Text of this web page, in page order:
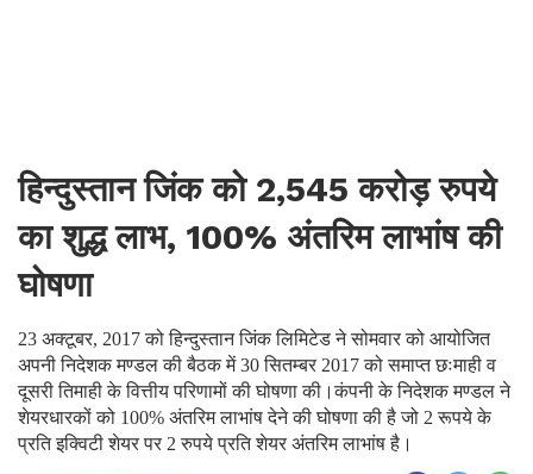
हिन्दुस्तान जिंक को 2,545 करोड़ रुपये
का शुद्ध लाभ, 100% अंतरिम लाभांष की
घोषणा
23 अक्टूबर, 2017 को हिन्दुस्तान जिंक लिमिटेड ने सोमवार को आयोजित
अपनी निदेशक मण्डल की बैठक में 30 सितम्बर 2017 को समाप्त छःमाही व
दूसरी तिमाही के वित्तीय परिणामों की घोषणा की।कंपनी के निदेशक मण्डल ने
शेयरधारकों को 100% अंतरिम लाभांष देने की घोषणा की है जो 2 रूपये के
प्रति इक्विटी शेयर पर 2 रुपये प्रति शेयर अंतरिम लाभांष है।